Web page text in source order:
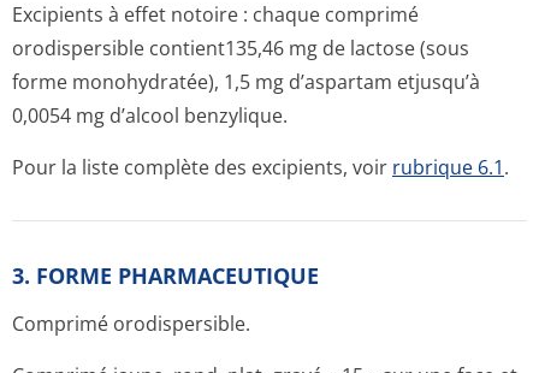
Excipients à effet notoire : chaque comprimé
orodispersible contient135,46 mg de lactose (sous
forme monohydratée), 1,5 mg d’aspartam etjusqu’à
0,0054 mg d’alcool benzylique.
Pour la liste complète des excipients, voir rubrique 6.1.
3. FORME PHARMACEUTIQUE
Comprimé orodispersible.